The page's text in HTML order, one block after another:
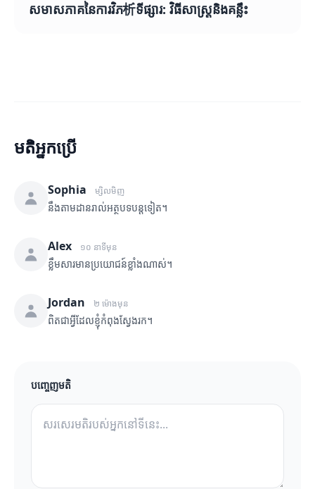
សមាសភាគនៃការវិភ析ទីផ្សារ: វិធីសាស្ត្រនិងគន្លឹះ
មតិអ្នកប្រើ
Sophia ម្សិលមិញ
នឹងតាមដានរាល់អត្ថបទបន្តទៀត។
Alex ១០ នាទីមុន
ខ្លឹមសារមានប្រយោជន៍ខ្លាំងណាស់។
Jordan ២ ម៉ោងមុន
ពិតជាអ្វីដែលខ្ញុំកំពុងស្វែងរក។
បញ្ចេញមតិ